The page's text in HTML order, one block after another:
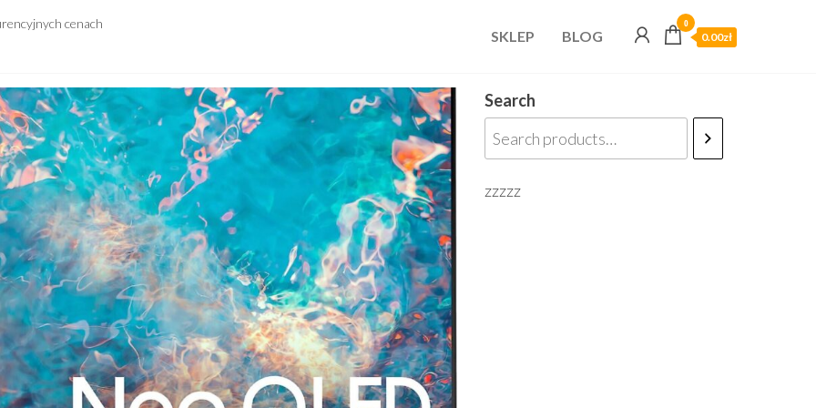
cenach
SKLEP BLOG
0
0.00zł
Search
zzzzz